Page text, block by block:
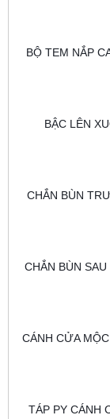
BỘ TEM NẮP
BẬC LÊN
CHẮN BÙN
CHẮN BÙN
CÁNH CỬA
TÁP PY CÁNH